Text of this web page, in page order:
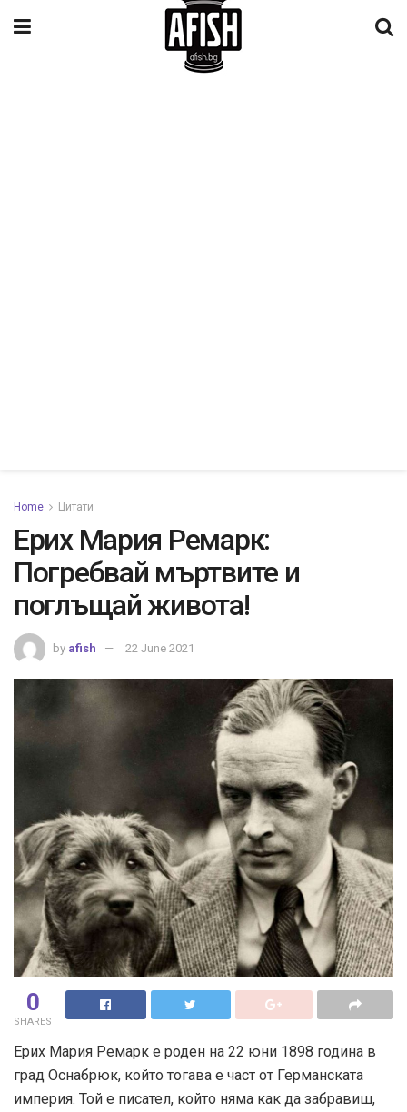
Home Цитати
Ерих Мария Ремарк:
Погребвай мъртвите и
поглъщай живота!
by afish 22 June 2021
0
SHARES
Ерих Мария Ремарк е роден на 22 юни 1898 година в
град Оснабрюк, който тогава е част от Германската
империя. Той е писател, който няма как да забравиш,